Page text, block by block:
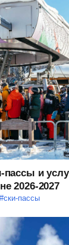
пассы и
2026-2027
#ски-пассы